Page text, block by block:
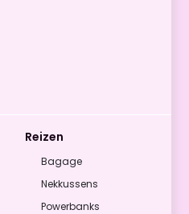
Reizen
Bagage
Nekkussens
Powerbanks